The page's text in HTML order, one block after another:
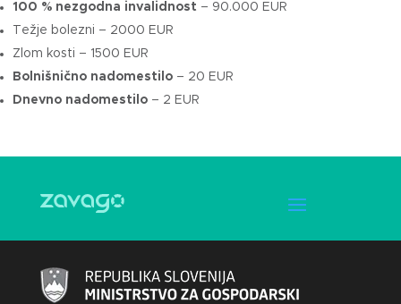
100 % nezgodna invalidnost – 90.000 EUR
Težje bolezni – 2000 EUR
Zlom kosti – 1500 EUR
Bolnišnično nadomestilo – 20 EUR
Dnevno nadomestilo – 2 EUR